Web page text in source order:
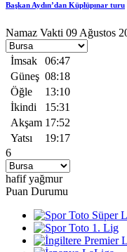
Başkan Aydın’dan Küplüpınar turu
Namaz Vakti 09 Ağustos
İmsak
06:47
Güneş 08:18
Öğle
13:10
İkindi
15:31
Akşam 17:52
Yatsı
19:17
6
hafif yağmur
Puan Durumu